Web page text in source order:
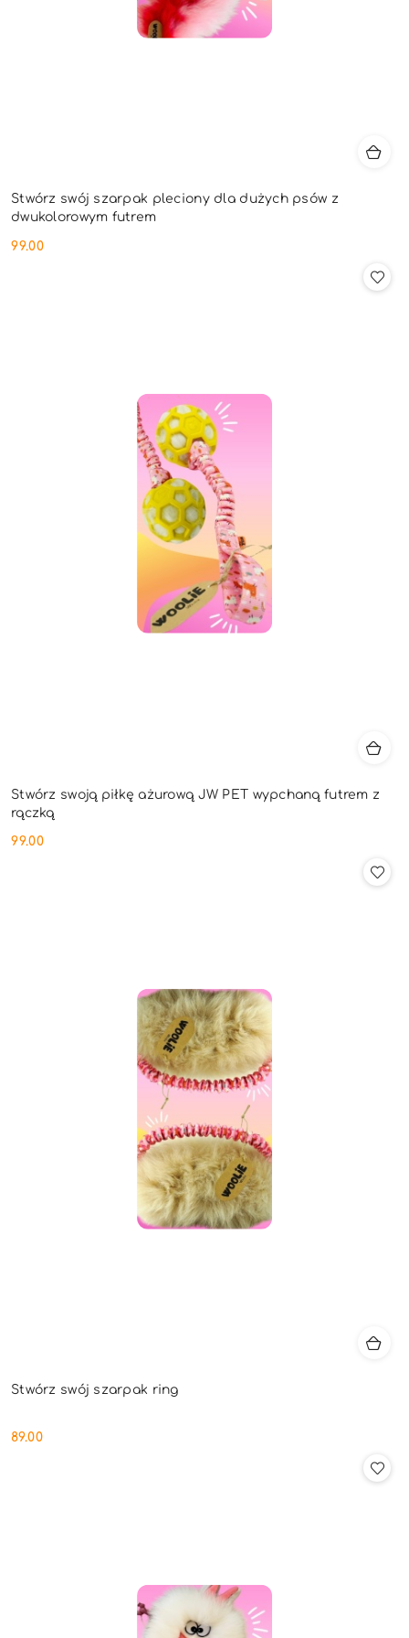
Stwórz swój szarpak pleciony dla dużych psów z
dwukolorowym futrem
Cena:
99.00
Stwórz swoją piłkę ażurową JW PET wypchaną futrem z
rączką
Cena:
99.00
Stwórz swój szarpak ring
Cena:
89.00